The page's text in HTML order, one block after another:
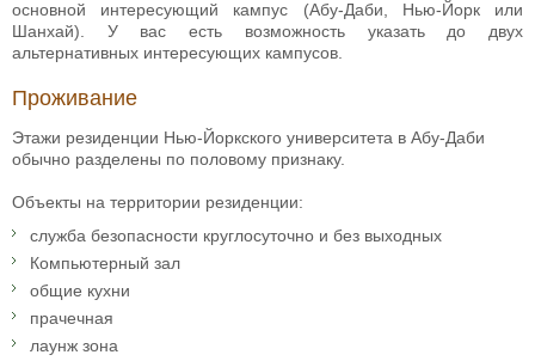
основной интересующий кампус (Абу-Даби, Нью-Йорк или
Шанхай). У вас есть возможность указать до двух
альтернативных интересующих кампусов.
Проживание
Этажи резиденции Нью-Йоркского университета в Абу-Даби
обычно разделены по половому признаку.
Объекты на территории резиденции:
служба безопасности круглосуточно и без выходных
Компьютерный зал
общие кухни
прачечная
лаунж зона